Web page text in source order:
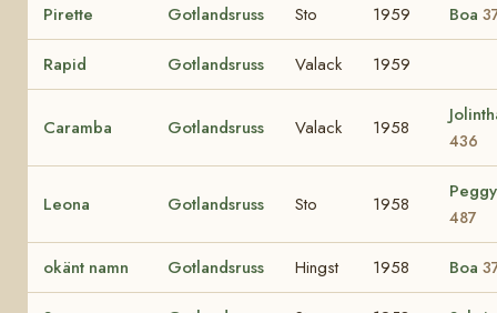
Pirette Gotlandsruss Sto 1959 Boa
Rapid Gotlandsruss Valack 1959
Caramba Gotlandsruss Valack 1958
436
Leona Gotlandsruss Sto 1958
Peggy
487
okänt namn Gotlandsruss Hingst 1958 Boa